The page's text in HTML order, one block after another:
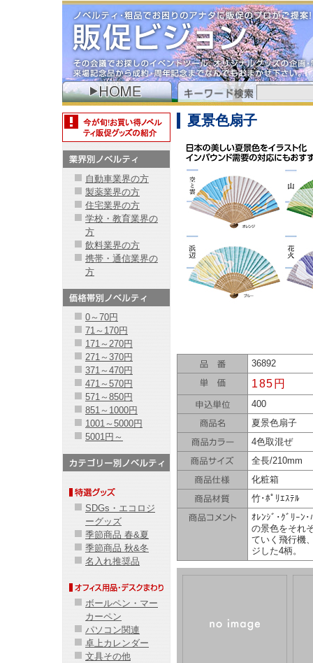
夏景色扇子
36892
185円
400
夏景色扇子
4色取混ぜ
全長/210mm
化粧箱
竹･ﾎﾟﾘｴｽﾃﾙ
ｵﾚﾝｼﾞ･ｸﾞﾘｰﾝ
の景色をそれ
ていく飛行機
ジした4柄。
自動車業界の方
製薬業界の方
住宅業界の方
学校・教育業界の
方
飲料業界の方
携帯・通信業界の
方
0～70円
71～170円
171～270円
271～370円
371～470円
471～570円
571～850円
851～1000円
1001～5000円
5001円～
SDGs・エコロジ
ーグッズ
季節商品 春&夏
季節商品 秋&冬
名入れ推奨品
ボールペン・マー
カーペン
パソコン関連
卓上カレンダー
文具その他